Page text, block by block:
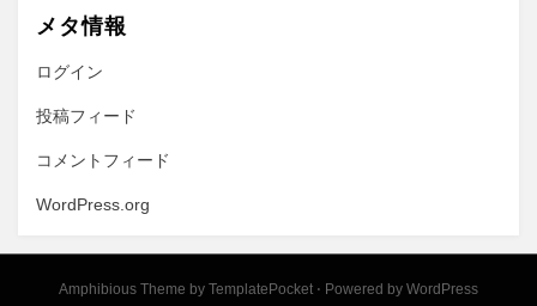
メタ情報
ログイン
投稿フィード
コメントフィード
WordPress.org
Amphibious Theme by TemplatePocket ⋅ Powered by WordPress